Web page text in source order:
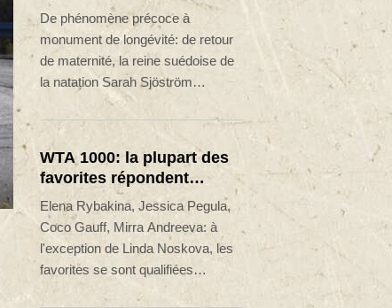
maternité, continue à 32
ans de défier le temps
De phénomène précoce à
monument de longévité: de retour
de maternité, la reine suédoise de
la natation Sarah Sjöström
continue à près de 33 ans de défier
le temps aux Championnats
d'Europe de Paris, avec dans le
viseur les JO de Los Angeles dans
deux ans.
WTA 1000: la plupart des
favorites répondent
présent au 2e tour
Elena Rybakina, Jessica Pegula,
Coco Gauff, Mirra Andreeva: à
l'exception de Linda Noskova, les
favorites se sont qualifiées
mercredi plus ou moins facilement